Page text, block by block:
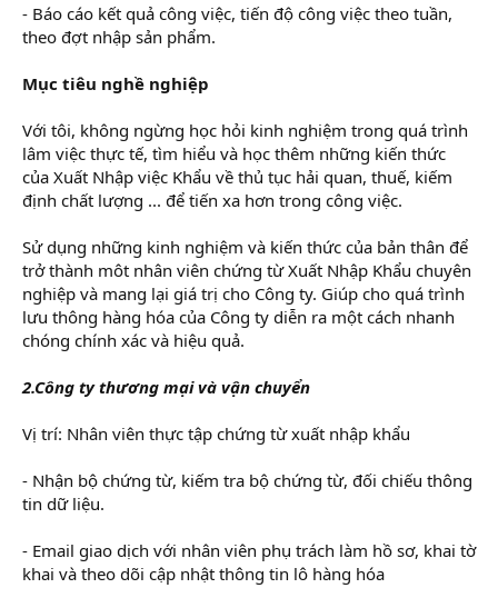
- Báo cáo kết quả công việc, tiến độ công việc theo tuần,
theo đợt nhập sản phẩm.
Mục tiêu nghề nghiệp
Với tôi, không ngừng học hỏi kinh nghiệm trong quá trình
lâm việc thực tế, tìm hiểu và học thêm những kiến thức
của Xuất Nhập việc Khẩu về thủ tục hải quan, thuế, kiếm
định chất lượng ... để tiến xa hơn trong công việc.
Sử dụng những kinh nghiệm và kiến thức của bản thân để
trở thành môt nhân viên chứng từ Xuất Nhập Khẩu chuyên
nghiệp và mang lại giá trị cho Công ty. Giúp cho quá trình
lưu thông hàng hóa của Công ty diễn ra một cách nhanh
chóng chính xác và hiệu quả.
2.Công ty thương mại và vận chuyển
Vị trí: Nhân viên thực tập chứng từ xuất nhập khẩu
- Nhận bộ chứng từ, kiếm tra bộ chứng từ, đối chiếu thông
tin dữ liệu.
- Email giao dịch với nhân viên phụ trách làm hồ sơ, khai tờ
khai và theo dõi cập nhật thông tin lô hàng hóa